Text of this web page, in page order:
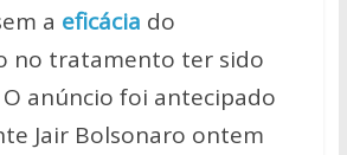
a eficácia do
no tratamento ter sido
anúncio foi antecipado
Jair Bolsonaro ontem